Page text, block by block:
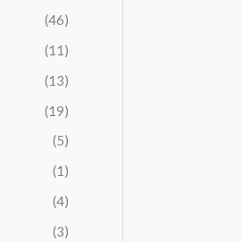
(46)
(11)
(13)
(19)
(5)
(1)
(4)
(3)